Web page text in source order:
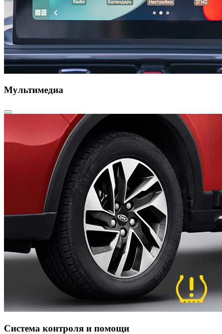
Мультимедиа
Система контроля и помощи